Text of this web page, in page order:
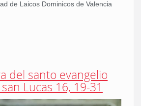
de Laicos Dominicos de Valencia
del santo evangelio
Lucas 16, 19-31